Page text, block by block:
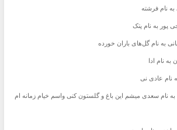
به نام فرشته
پور به نام پتک
به نام گل‌های باران خورده
به نام ادا
نام عادی نی
به نام سعدی میشم این باغ و گلستون کنی واسم خیام زمانه ام